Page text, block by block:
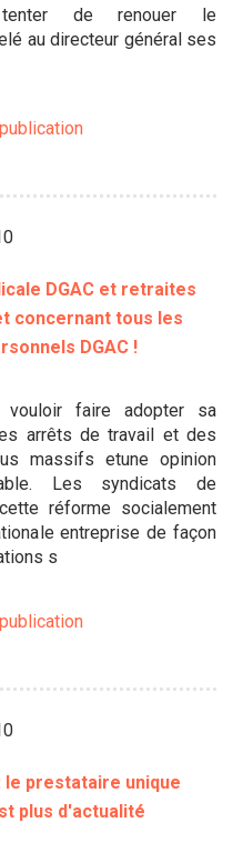
tenter de renouer le
au directeur général ses
DGAC et retraites
concernant tous les
DGAC !
vouloir faire adopter sa
arrêts de travail et des
massifs etune opinion
Les syndicats de
réforme socialement
entreprise de façon
s
le prestataire unique
plus d'actualité